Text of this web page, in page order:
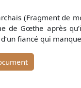
(Fragment de
de Gœthe après
fiancé qui